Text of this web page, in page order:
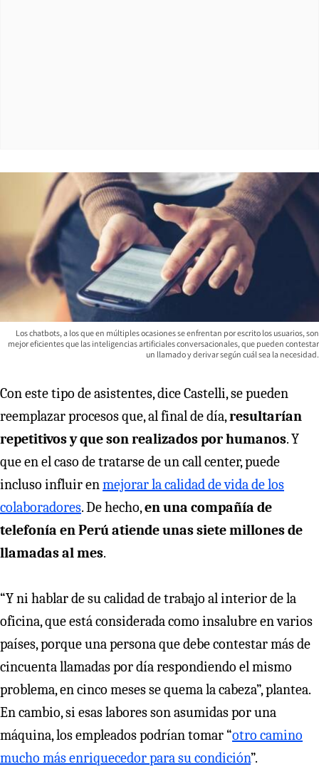
Los chatbots, a los que en múltiples ocasiones se enfrentan por escrito los usuarios, son
mejor eficientes que las inteligencias artificiales conversacionales, que pueden contestar
un llamado y derivar según cuál sea la necesidad.
Con este tipo de asistentes, dice Castelli, se pueden
reemplazar procesos que, al final de día,resultarían
repetitivos y que son realizados por humanos. Y
que en el caso de tratarse de un call center, puede
incluso influir enmejorar la calidad de vida de los
colaboradores. De hecho,en una compañía de
telefonía en Perú atiende unas siete millones de
llamadas al mes.
“Y ni hablar de su calidad de trabajo al interior de la
oficina, que está considerada como insalubre en varios
países, porque una persona que debe contestar más de
cincuenta llamadas por día respondiendo el mismo
problema, en cinco meses se quema la cabeza”, plantea.
En cambio, si esas labores son asumidas por una
máquina, los empleados podrían tomar “otro camino
mucho más enriquecedor para su condición”.